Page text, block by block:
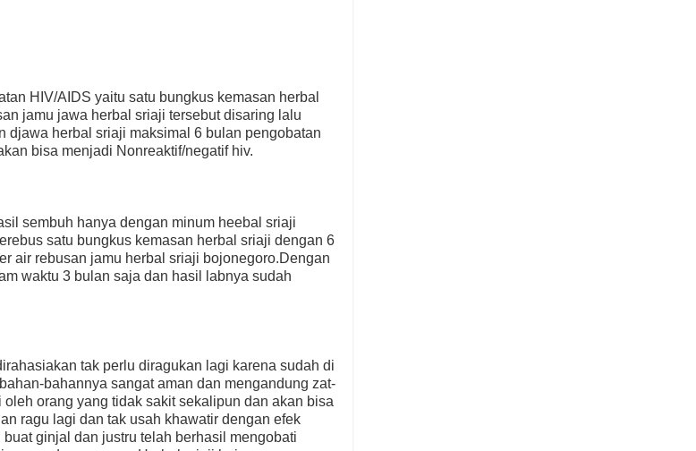
HIV/AIDS yaitu satu bungkus kemasan herbal
jamu jawa herbal sriaji tersebut disaring lalu
djawa herbal sriaji maksimal 6 bulan pengobatan
bisa menjadi Nonreaktif/negatif hiv.
sembuh hanya dengan minum heebal sriaji
satu bungkus kemasan herbal sriaji dengan 6
air rebusan jamu herbal sriaji bojonegoro.Dengan
waktu 3 bulan saja dan hasil labnya sudah
tak perlu diragukan lagi karena sudah di
bahannya sangat aman dan mengandung zat-
orang yang tidak sakit sekalipun dan akan bisa
ragu lagi dan tak usah khawatir dengan efek
ginjal dan justru telah berhasil mengobati